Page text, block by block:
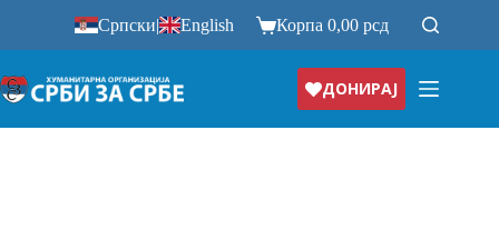
Српски| English Корпа0,00рсд
ДОНИРАЈ